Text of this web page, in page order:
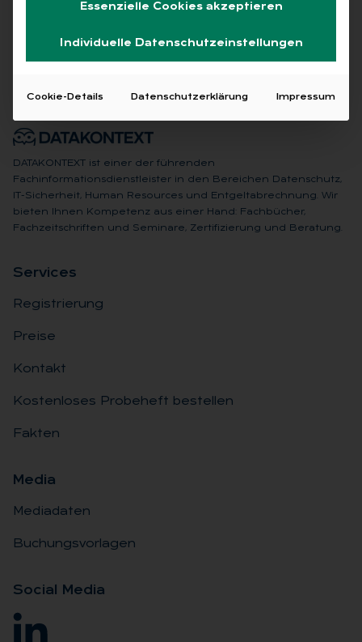
DATAKONTEXT ist einer der führenden
Fachinformationsdienstleister in den Bereichen Datenschutz,
IT-Sicherheit, Human Resources und Entgeltabrechnung. Wir
bieten Ihnen Kompetenz aus einer Hand: Fachbücher,
Fachzeitschriften und Seminare, Zertifizierung und Beratung.
Ser­vices
Registrierung
Preise
Kontakt
Kostenloses Probeheft bestellen
Fakten
Me­dia
Mediadaten
Buchungsvorlagen
So­ci­al Me­dia
Essenzielle Cookies akzeptieren
Individuelle Datenschutzeinstellungen
Cookie-Details Datenschutzerklärung Impressum